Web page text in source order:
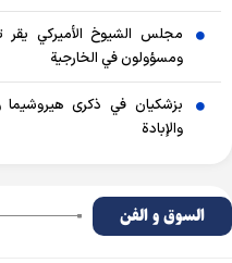
ومسؤولون في الخارجية
بزشكيان في ذكرى هيروشيما
والإبادة
السوق و الفن